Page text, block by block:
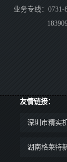
业务专线：0731-
友情链接：
深圳市精实
湖南格莱特